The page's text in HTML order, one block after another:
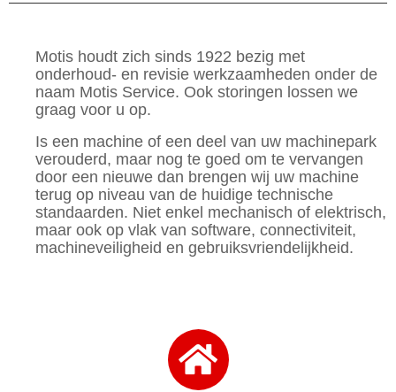
Motis houdt zich sinds 1922 bezig met
onderhoud- en revisie werkzaamheden onder de
naam Motis Service. Ook storingen lossen we
graag voor u op.
Is een machine of een deel van uw machinepark
verouderd, maar nog te goed om te vervangen
door een nieuwe dan brengen wij uw machine
terug op niveau van de huidige technische
standaarden. Niet enkel mechanisch of elektrisch,
maar ook op vlak van software, connectiviteit,
machineveiligheid en gebruiksvriendelijkheid.